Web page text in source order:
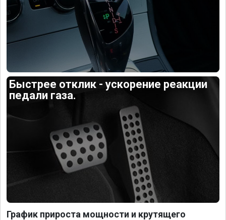
Быстрее отклик - ускорение реакции
педали газа.
График прироста мощности и крутящего